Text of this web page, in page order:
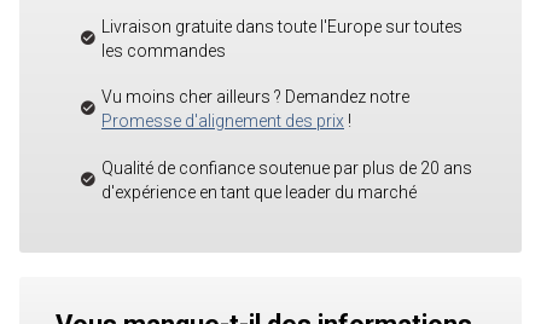
Livraison gratuite dans toute l'Europe sur toutes
les commandes
Vu moins cher ailleurs ? Demandez notre
Promesse d'alignement des prix !
Qualité de confiance soutenue par plus de 20 ans
d'expérience en tant que leader du marché